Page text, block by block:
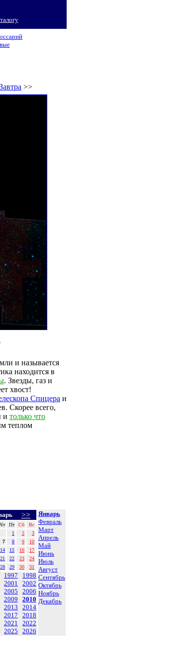
>>
и называется
находится в
. Звезды, газ и
хвост!
Спицера и
Скорее всего,
и только что
теплом
>>
Чт Пт Сб
Вс
1
2
3
7 8 9
10
14 15 16
17
21 22 23
24
28 29 30 31
1997
1998
2001
2002
2005
2006
2009
2010
2013
2014
2017
2018
2021
2022
2025 2026
Январь
Февраль
Март
Апрель
Май
Июнь
Июль
Август
Сентябрь
Октябрь
Ноябрь
Декабрь